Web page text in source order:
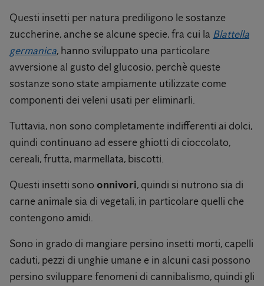
Questi insetti per natura prediligono le sostanze
zuccherine, anche se alcune specie, fra cui la Blattella
germanica, hanno sviluppato una particolare
avversione al gusto del glucosio, perchè queste
sostanze sono state ampiamente utilizzate come
componenti dei veleni usati per eliminarli.
Tuttavia, non sono completamente indifferenti ai dolci,
quindi continuano ad essere ghiotti di cioccolato,
cereali, frutta, marmellata, biscotti.
Questi insetti sono onnivori, quindi si nutrono sia di
carne animale sia di vegetali, in particolare quelli che
contengono amidi.
Sono in grado di mangiare persino insetti morti, capelli
caduti, pezzi di unghie umane e in alcuni casi possono
persino sviluppare fenomeni di cannibalismo, quindi gli